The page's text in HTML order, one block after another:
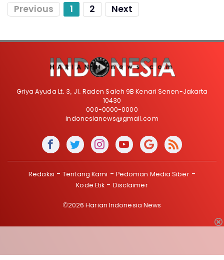
Previous 1 2 Next
Griya Ayuda Lt. 3, Jl. Raden Saleh 9B Kenari Senen-Jakarta
10430
000-0000-0000
indonesianews@gmail.com
Redaksi Tentang Kami
Pedoman Media Siber
Kode Etik
Disclaimer
©2026 Harian Indonesia News